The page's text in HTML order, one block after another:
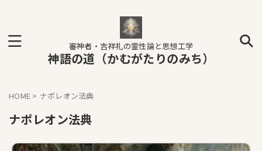
審神者・吉祥礼の霊性論と思想工学
神語の道（かむがたりのみち）
HOME > ナポレオン法典
ナポレオン法典